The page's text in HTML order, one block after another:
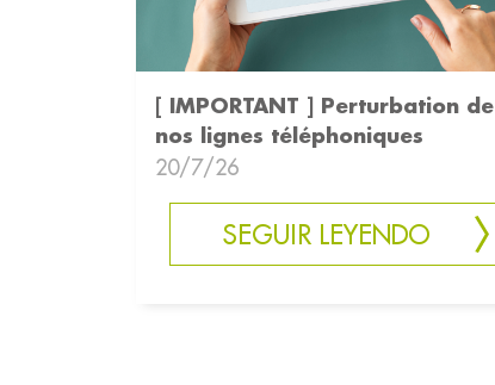
[ IMPORTANT ] Perturbation de
nos lignes téléphoniques
20/7/26
SEGUIR LEYENDO